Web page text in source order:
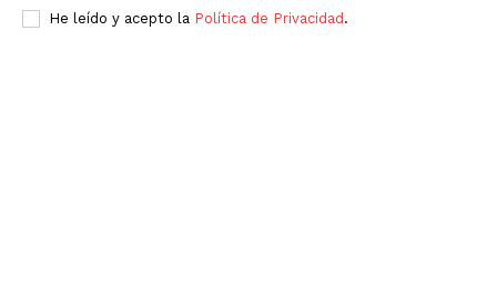
He leído y acepto la Política de Privacidad .